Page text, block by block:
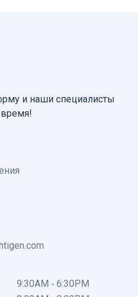
и наши специалисты
9:30AM - 6:30PM